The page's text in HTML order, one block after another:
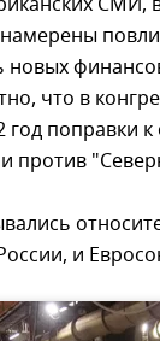
новых
что в
год поправки
против
и